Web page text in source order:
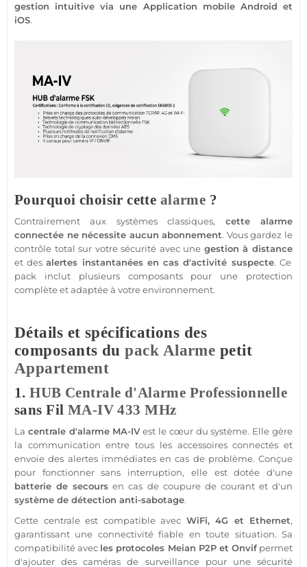
gestion intuitive via une Application mobile Android et
iOS.
Pourquoi choisir cette alarme ?
Contrairement aux systèmes classiques, cettealarme
connectée ne nécessite aucun abonnement. Vous gardez le
contrôle total sur votresécurité avec une gestion à distance
et desalertes instantanées en cas d'activité suspecte. Ce
pack inclut plusieurs composants pour une protection
complète et adaptée à votre environnement.
Détails et spécifications des
composants dupack Alarme petit
Appartement
1.HUB Centrale d'Alarme Professionnelle
sans Fil MA-IV 433 MHz
La centrale d'alarme MA-IVest le cœur dusystème. Elle gère
la communication entre tous les accessoiresconnectés et
envoie des alertes immédiates en cas de problème. Conçue
pour fonctionner sans interruption, elle est dotée d'une
batterie de secours en cas de coupure de courant et d'un
système de détection anti-sabotage.
Cette centraleest compatibleavec WiFi, 4G et Ethernet,
garantissant une connectivitéfiable en toute situation. Sa
compatibilité avec les protocoles Meian P2P et Onvifpermet
d'ajouter des caméras de surveillancepour unesécurité